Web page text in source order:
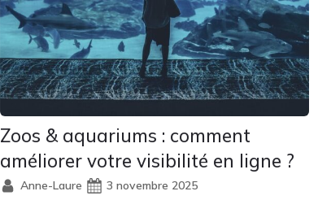
Zoos & aquariums : comment
améliorer votre visibilité en ligne ?
Anne-Laure 3 novembre 2025